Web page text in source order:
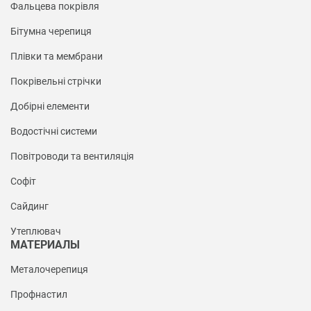
Фальцева покрівля
Бітумна черепиця
Плівки та мембрани
Покрівельні стрічки
Добірні елементи
Водостічні системи
Повітроводи та вентиляція
Софіт
Сайдинг
Утеплювач
МАТЕРИАЛЫ
Металочерепиця
Профнастил